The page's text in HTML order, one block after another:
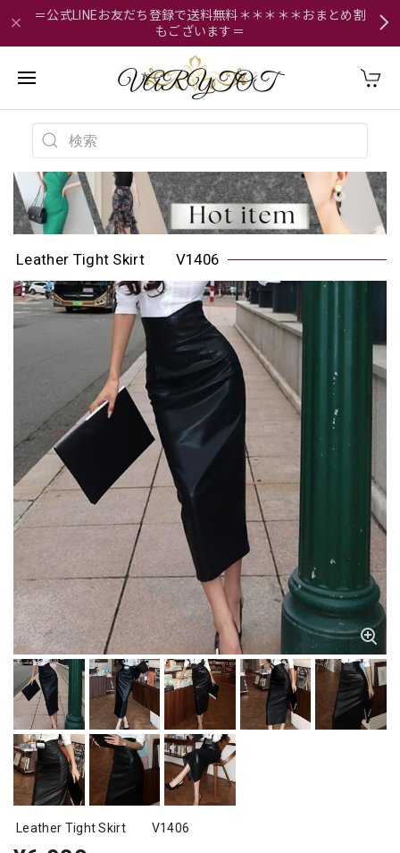
＝公式LINEお友だち登録で送料無料＊＊＊＊＊おまとめ割
もございます＝
Leather Tight Skirt V1406
Leather Tight Skirt V1406